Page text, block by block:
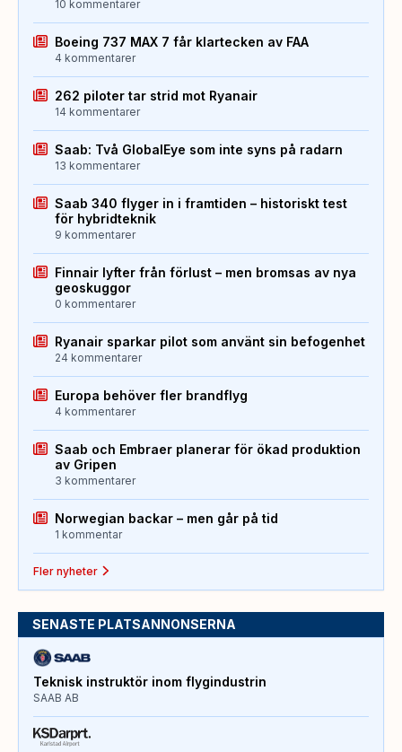
10 kommentarer
Boeing 737 MAX 7 får klartecken av FAA
4 kommentarer
262 piloter tar strid mot Ryanair
14 kommentarer
Saab: Två GlobalEye som inte syns på radarn
13 kommentarer
Saab 340 flyger in i framtiden – historiskt test
för hybridteknik
9 kommentarer
Finnair lyfter från förlust – men bromsas av nya
geoskuggor
0 kommentarer
Ryanair sparkar pilot som använt sin befogenhet
24 kommentarer
Europa behöver fler brandflyg
4 kommentarer
Saab och Embraer planerar för ökad produktion
av Gripen
3 kommentarer
Norwegian backar – men går på tid
1 kommentar
Fler nyheter
SENASTE PLATSANNONSERNA
Teknisk instruktör inom flygindustrin
SAAB AB